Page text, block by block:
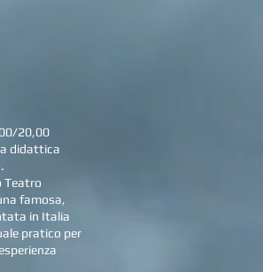
20,00
didattica
Teatro
famosa,
in Italia
pratico per